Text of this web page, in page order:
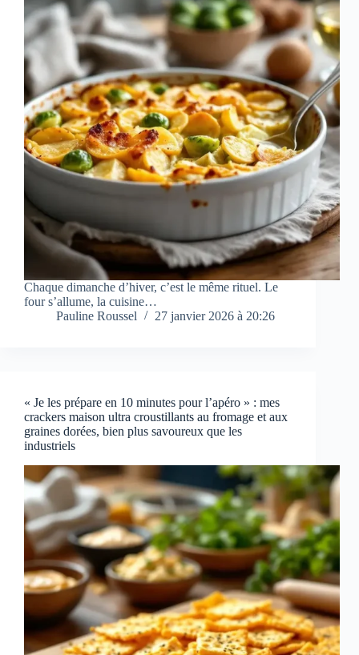
Chaque dimanche d’hiver, c’est le même rituel. Le
four s’allume, la cuisine…
Pauline Roussel
27 janvier 2026 à 20:26
« Je les prépare en 10 minutes pour l’apéro » : mes
crackers maison ultra croustillants au fromage et aux
graines dorées, bien plus savoureux que les
industriels